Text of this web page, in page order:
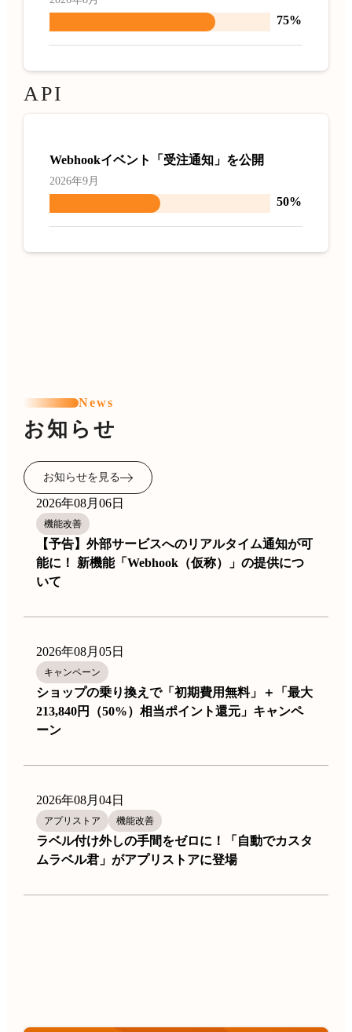
75%
API
Webhookイベント「受注通知」を公開
2026年9月
50%
News
お知らせ
お知らせを見る
2026年08月06日
機能改善
【予告】外部サービスへのリアルタイム通知が可
能に！ 新機能「Webhook（仮称）」の提供につ
いて
2026年08月05日
キャンペーン
ショップの乗り換えで「初期費用無料」＋「最大
213,840円（50%）相当ポイント還元」キャンペ
ーン
2026年08月04日
アプリストア 機能改善
ラベル付け外しの手間をゼロに！「自動でカスタ
ムラベル君」がアプリストアに登場